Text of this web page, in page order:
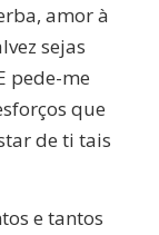
amor à
sejas
pede-me
que
de ti tais
e tantos